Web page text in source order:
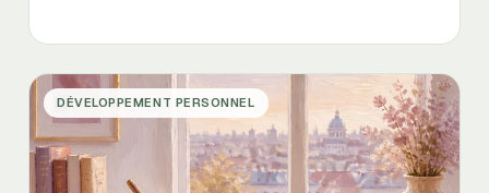
DÉVELOPPEMENT PERSONNEL